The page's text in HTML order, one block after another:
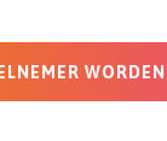
WORDEN